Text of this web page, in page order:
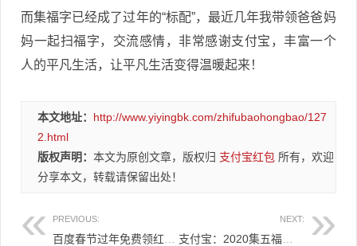
而集福字已经成了过年的“标配”，最近几年我带领爸爸妈
妈一起扫福字，交流感情，非常感谢支付宝，丰富一个
人的平凡生活，让平凡生活变得温暖起来！
本文地址： http://www.yiyingbk.com/zhifubaohongbao/127
2.html
版权声明： 本文为原创文章，版权归 支付宝红包 所有，欢迎
分享本文，转载请保留出处！
PREVIOUS: NEXT:
支付宝：2020集五福迎新春，立即开启五福5亿红包大奖！